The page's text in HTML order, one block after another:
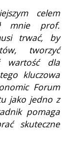
celem
mnie prof.
trwać, by
tworzyć
wartość dla
kluczowa
Forum
jako jedno z
pomaga
skuteczne